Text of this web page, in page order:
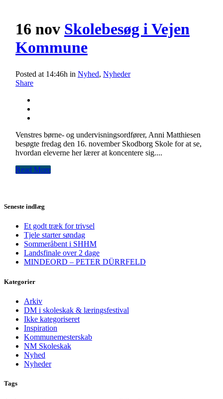
16 nov Skolebesøg i Vejen
Kommune
Posted at 14:46h in Nyhed, Nyheder
Share
Venstres børne- og undervisningsordfører, Anni Matthiesen
besøgte fredag den 16. november Skodborg Skole for at se,
hvordan eleverne her lærer at koncentere sig....
Read More
Seneste indlæg
Et godt træk for trivsel
Tjele starter søndag
Sommeråbent i SHHM
Landsfinale over 2 dage
MINDEORD – PETER DÜRRFELD
Kategorier
Arkiv
DM i skoleskak & læringsfestival
Ikke kategoriseret
Inspiration
Kommunemesterskab
NM Skoleskak
Nyhed
Nyheder
Tags